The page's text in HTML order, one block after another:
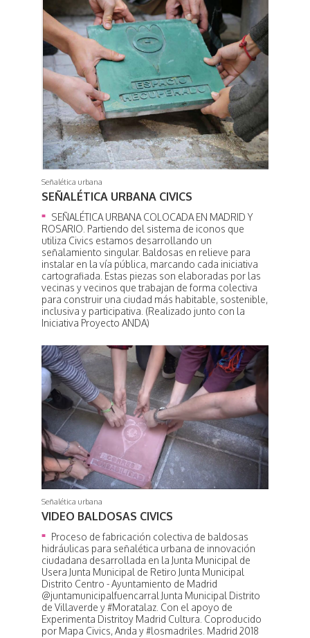
Señalética urbana
SEÑALÉTICA URBANA CIVICS
SEÑALÉTICA URBANA COLOCADA EN MADRID Y
ROSARIO. Partiendo del sistema de iconos que
utiliza Civics estamos desarrollando un
señalamiento singular. Baldosas en relieve para
instalar en la vía pública, marcando cada iniciativa
cartografiada. Estas piezas son elaboradas por las
vecinas y vecinos que trabajan de forma colectiva
para construir una ciudad más habitable, sostenible,
inclusiva y participativa. (Realizado junto con la
Iniciativa Proyecto ANDA)
Señalética urbana
VIDEO BALDOSAS CIVICS
Proceso de fabricación colectiva de baldosas
hidráulicas para señalética urbana de innovación
ciudadana desarrollada en la Junta Municipal de
Usera Junta Municipal de Retiro Junta Municipal
Distrito Centro - Ayuntamiento de Madrid
@juntamunicipalfuencarral Junta Municipal Distrito
de Villaverde y #Moratalaz. Con el apoyo de
Experimenta Distritoy Madrid Cultura. Coproducido
por Mapa Civics, Anda y #losmadriles. Madrid 2018